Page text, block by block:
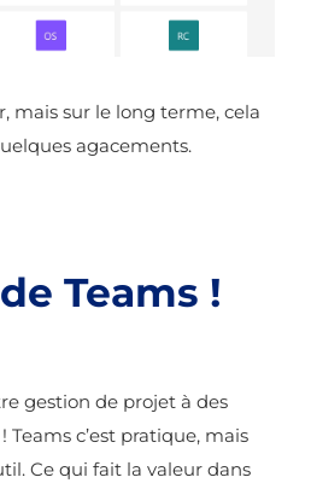
mais sur le long terme, cela
agacements.
Teams !
gestion de projet à des
c’est pratique, mais
Ce qui fait la valeur dans